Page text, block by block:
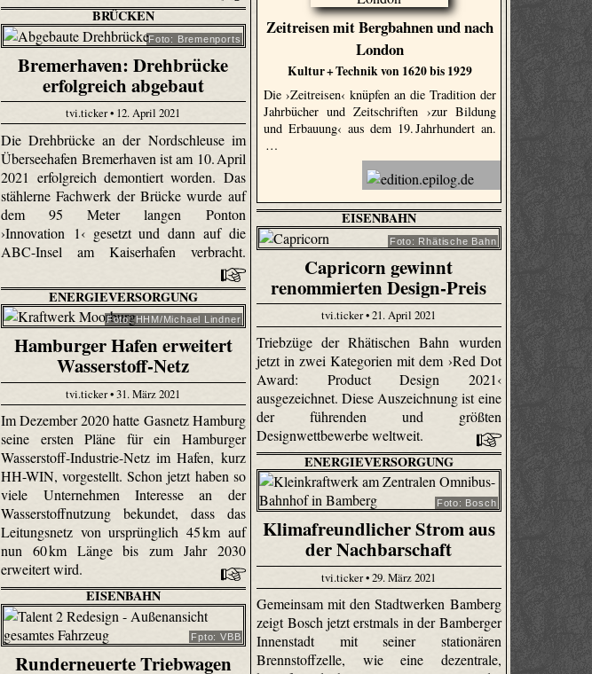
Zeitreisen mit Bergbahnen und nach
London
Kultur + Technik von 1620 bis 1929
Die ›Zeitreisen‹ knüpfen an die Tradition der
Jahrbücher und Zeitschriften ›zur Bildung
und Erbauung‹ aus dem 19. Jahrhundert an.
…
EISENBAHN
Foto: Rhätische Bahn
Capricorn gewinnt
renommierten Design-Preis
tvi.ticker • 21. April 2021
Triebzüge der Rhätischen Bahn wurden
jetzt in zwei Kategorien mit dem ›Red Dot
Award: Product Design 2021‹
ausgezeichnet. Diese Auszeichnung ist eine
der führenden und größten
Designwettbewerbe weltweit.
BRÜCKEN
Foto: Bremenports
Bremerhaven: Drehbrücke
erfolgreich abgebaut
tvi.ticker • 12. April 2021
Die Drehbrücke an der Nordschleuse im
Überseehafen Bremerhaven ist am 10. April
2021 erfolgreich demontiert worden. Das
stählerne Fachwerk der Brücke wurde auf
dem 95 Meter langen Ponton
›Innovation 1‹ gesetzt und dann auf die
ABC-Insel am Kaiserhafen verbracht.
ENERGIEVERSORGUNG
Foto: HHM/Michael Lindner
Hamburger Hafen erweitert
Wasserstoff-Netz
tvi.ticker • 31. März 2021
Im Dezember 2020 hatte Gasnetz Hamburg
seine ersten Pläne für ein Hamburger
Wasserstoff-Industrie-Netz im Hafen, kurz
HH-WIN, vorgestellt. Schon jetzt haben so
viele Unternehmen Interesse an der
Wasserstoffnutzung bekundet, dass das
Leitungsnetz von ursprünglich 45 km auf
nun 60 km Länge bis zum Jahr 2030
erweitert wird.
ENERGIEVERSORGUNG
Foto: Bosch
Klimafreundlicher Strom aus
der Nachbarschaft
tvi.ticker • 29. März 2021
Gemeinsam mit den Stadtwerken Bamberg
zeigt Bosch jetzt erstmals in der Bamberger
Innenstadt mit seiner stationären
Brennstoffzelle, wie eine dezentrale,
EISENBAHN
Fpto: VBB
Runderneuerte Triebwagen